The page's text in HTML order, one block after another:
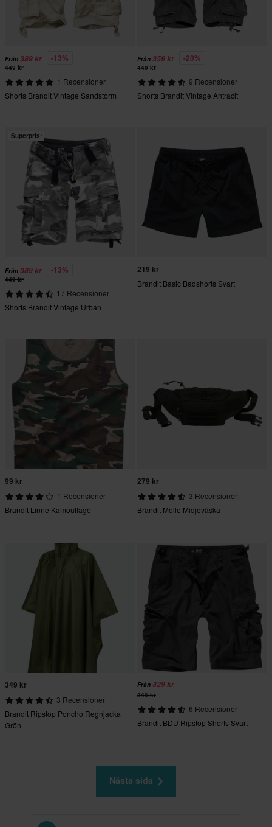
Från 389 kr -13%
449 kr
1 Recensioner
Shorts Brandit Vintage Sandstorm
Från 359 kr -20%
449 kr
9 Recensioner
Shorts Brandit Vintage Antracit
Superpris!
Från 389 kr -13%
449 kr
17 Recensioner
Shorts Brandit Vintage Urban
219 kr
Brandit Basic Badshorts Svart
99 kr
1 Recensioner
Brandit Linne Kamouflage
279 kr
3 Recensioner
Brandit Molle Midjeväska
349 kr
3 Recensioner
Brandit Ripstop Poncho Regnjacka
Grön
Från 329 kr
349 kr
6 Recensioner
Brandit BDU Ripstop Shorts Svart
Nästa sida